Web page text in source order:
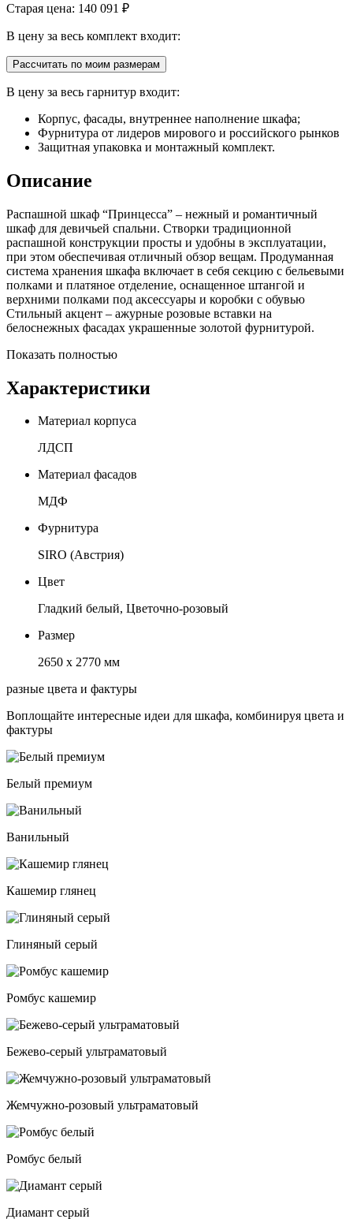
Старая цена: 140 091 ₽
В цену за весь комплект входит:
Рассчитать по моим размерам
В цену за весь гарнитур входит:
Корпус, фасады, внутреннее наполнение шкафа;
Фурнитура от лидеров мирового и российского рынков
Защитная упаковка и монтажный комплект.
Описание
Распашной шкаф “Принцесса” – нежный и романтичный
шкаф для девичьей спальни. Створки традиционной
распашной конструкции просты и удобны в эксплуатации,
при этом обеспечивая отличный обзор вещам. Продуманная
система хранения шкафа включает в себя секцию с бельевыми
полками и платяное отделение, оснащенное штангой и
верхними полками под аксессуары и коробки с обувью
Стильный акцент – ажурные розовые вставки на
белоснежных фасадах украшенные золотой фурнитурой.
Показать полностью
Характеристики
Материал корпуса
ЛДСП
Материал фасадов
МДФ
Фурнитура
SIRO (Австрия)
Цвет
Гладкий белый, Цветочно-розовый
Размер
2650 х 2770 мм
разные цвета и фактуры
Воплощайте интересные идеи для шкафа, комбинируя цвета и
фактуры
Белый премиум
Ванильный
Кашемир глянец
Глиняный серый
Ромбус кашемир
Бежево-серый ультраматовый
Жемчужно-розовый ультраматовый
Ромбус белый
Диамант серый